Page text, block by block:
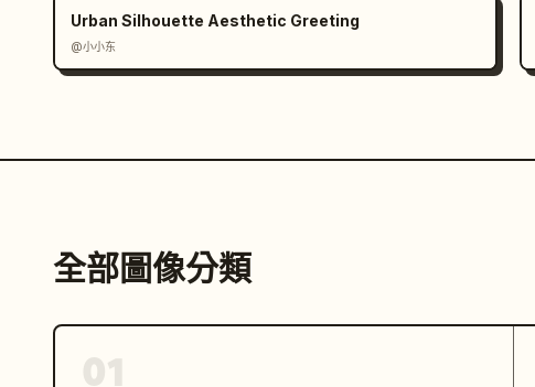
Urban Silhouette Aesthetic Greeting
@小小东
全部圖像分類